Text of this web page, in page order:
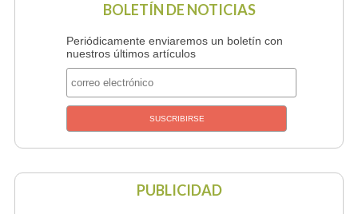
BOLETÍN DE NOTICIAS
Periódicamente enviaremos un boletín con
nuestros últimos artículos
PUBLICIDAD